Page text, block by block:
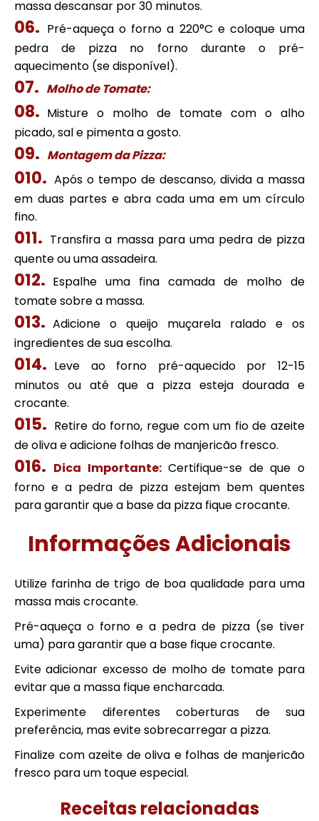
massa descansar por 30 minutos.
Pré-aqueça o forno a 220°C e coloque uma
pedra de pizza no forno durante o pré-
aquecimento (se disponível).
Molho de Tomate:
Misture o molho de tomate com o alho
picado, sal e pimenta a gosto.
Montagem da Pizza:
Após o tempo de descanso, divida a massa
em duas partes e abra cada uma em um círculo
fino.
Transfira a massa para uma pedra de pizza
quente ou uma assadeira.
Espalhe uma fina camada de molho de
tomate sobre a massa.
Adicione o queijo muçarela ralado e os
ingredientes de sua escolha.
Leve ao forno pré-aquecido por 12-15
minutos ou até que a pizza esteja dourada e
crocante.
Retire do forno, regue com um fio de azeite
de oliva e adicione folhas de manjericão fresco.
Dica Importante:Certifique-se de que o
forno e a pedra de pizza estejam bem quentes
para garantir que a base da pizza fique crocante.
Informações Adicionais
Utilize farinha de trigo de boa qualidade para uma
massa mais crocante.
Pré-aqueça o forno e a pedra de pizza (se tiver
uma) para garantir que a base fique crocante.
Evite adicionar excesso de molho de tomate para
evitar que a massa fique encharcada.
Experimente diferentes coberturas de sua
preferência, mas evite sobrecarregar a pizza.
Finalize com azeite de oliva e folhas de manjericão
fresco para um toque especial.
Receitas relacionadas